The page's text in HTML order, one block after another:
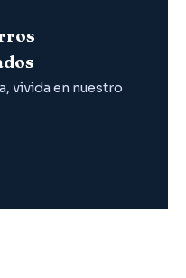
vivida en nuestro